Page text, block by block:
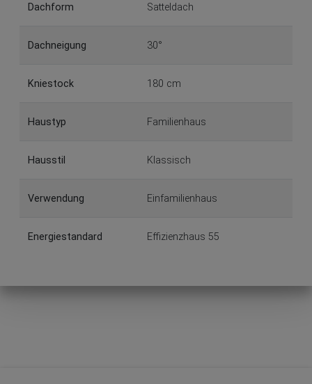
Dachform Satteldach
Dachneigung 30°
Kniestock 180 cm
Haustyp Familienhaus
Hausstil Klassisch
Verwendung Einfamilienhaus
Energiestandard Effizienzhaus 55